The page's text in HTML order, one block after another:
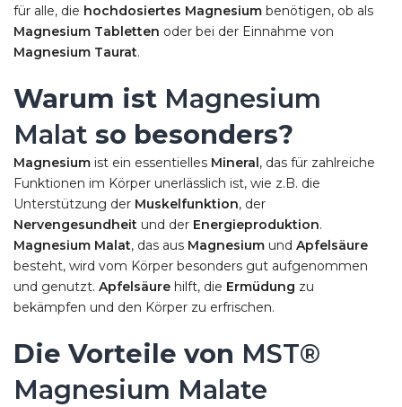
für alle, die hochdosiertes Magnesium benötigen, ob als
Magnesium Tabletten oder bei der Einnahme von
Magnesium Taurat.
Warum ist Magnesium
Malat so besonders?
Magnesium ist ein essentielles Mineral, das für zahlreiche
Funktionen im Körper unerlässlich ist, wie z.B. die
Unterstützung der Muskelfunktion, der
Nervengesundheit und der Energieproduktion.
Magnesium Malat, das aus Magnesium und Apfelsäure
besteht, wird vom Körper besonders gut aufgenommen
und genutzt. Apfelsäure hilft, die Ermüdung zu
bekämpfen und den Körper zu erfrischen.
Die Vorteile von MST®
Magnesium Malate